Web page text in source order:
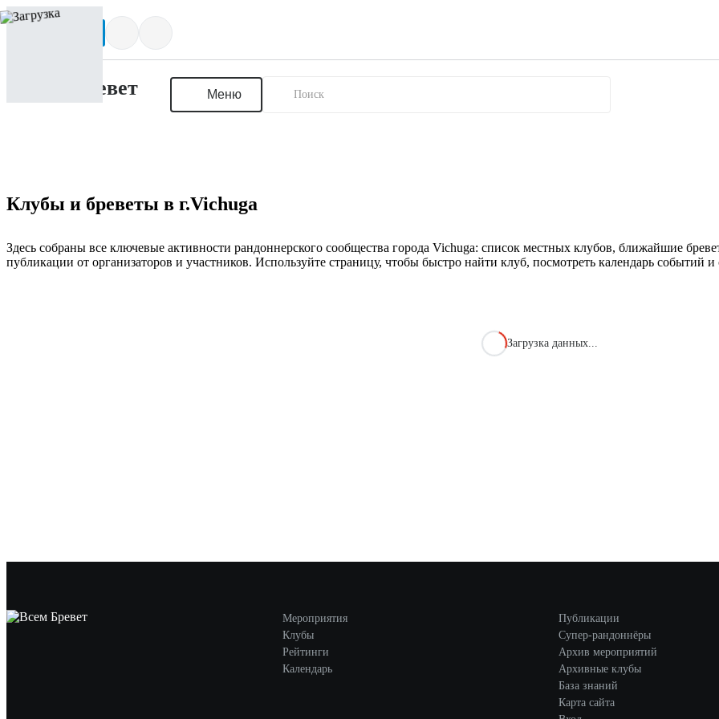
Меню
Клубы и бреветы в г.Vichuga
Здесь собраны все ключевые активности рандоннерского сообщества города Vichuga: список местных клубов, ближайшие
публикации от организаторов и участников. Используйте страницу, чтобы быстро найти клуб, посмотреть календарь событий
Загрузка данных...
Мероприятия
Клубы
Рейтинги
Календарь
Публикации
Супер-рандоннёры
Архив мероприятий
Архивные клубы
База знаний
Карта сайта